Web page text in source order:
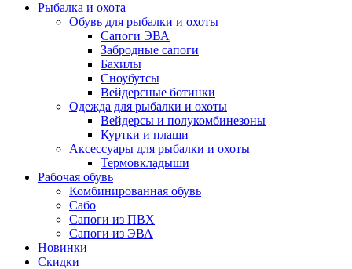
Рыбалка и охота
Обувь для рыбалки и охоты
Сапоги ЭВА
Забродные сапоги
Бахилы
Сноубутсы
Вейдерсные ботинки
Одежда для рыбалки и охоты
Вейдерсы и полукомбинезоны
Куртки и плащи
Аксессуары для рыбалки и охоты
Термовкладыши
Рабочая обувь
Комбинированная обувь
Сабо
Сапоги из ПВХ
Сапоги из ЭВА
Новинки
Скидки